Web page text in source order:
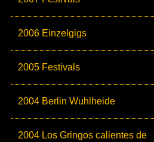
2006 Einzelgigs
2005 Festivals
2004 Berlin Wuhlheide
2004 Los Gringos calientes de